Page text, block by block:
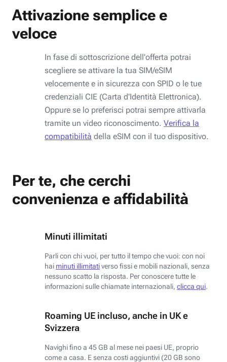
Attivazione semplice e
veloce
In fase di sottoscrizione dell'offerta potrai
scegliere se attivare la tua SIM/eSIM
velocemente e in sicurezza con SPID o le tue
credenziali CIE (Carta d'Identità Elettronica).
Oppure se lo preferisci potrai sempre attivarla
tramite un video riconoscimento. Verifica la
compatibilità della eSIM con il tuo dispositivo.
Per te, che cerchi
convenienza e affidabilità
Minuti illimitati
Parli con chi vuoi, per tutto il tempo che vuoi: con noi
hai minuti illimitativerso fissi e mobili nazionali, senza
nessuno scatto la risposta. Per conoscere tutte le
informazioni sulle chiamate internazionali, clicca qui.
Roaming UE incluso, anche in UK e
Svizzera
Navighi fino a 45 GB al mese nei paesi UE, proprio
come a casa. E senza costi aggiuntivi (20 GB sono